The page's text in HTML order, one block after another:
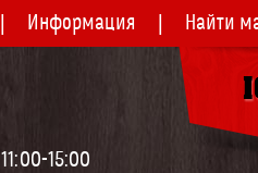
Информация Найти
11:00-15:00